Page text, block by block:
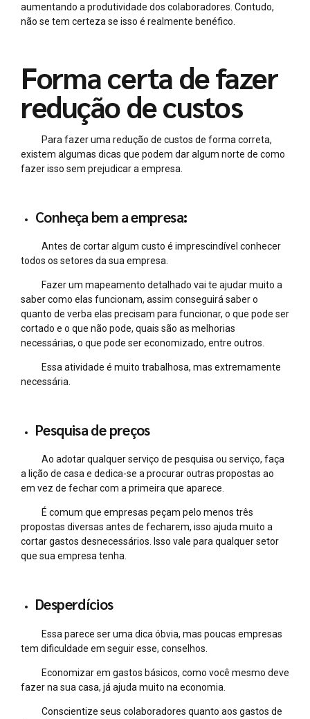
aumentando a produtividade dos colaboradores. Contudo,
não se tem certeza se isso é realmente benéfico.
Forma certa de fazer
redução de custos
Para fazer uma redução de custos de forma correta,
existem algumas dicas que podem dar algum norte de como
fazer isso sem prejudicar a empresa.
Conheça bem a empresa:
Antes de cortar algum custo é imprescindível conhecer
todos os setores da sua empresa.
Fazer um mapeamento detalhado vai te ajudar muito a
saber como elas funcionam, assim conseguirá saber o
quanto de verba elas precisam para funcionar, o que pode ser
cortado e o que não pode, quais são as melhorias
necessárias, o que pode ser economizado, entre outros.
Essa atividade é muito trabalhosa, mas extremamente
necessária.
Pesquisa de preços
Ao adotar qualquer serviço de pesquisa ou serviço, faça
a lição de casa e dedica-se a procurar outras propostas ao
em vez de fechar com a primeira que aparece.
É comum que empresas peçam pelo menos três
propostas diversas antes de fecharem, isso ajuda muito a
cortar gastos desnecessários. Isso vale para qualquer setor
que sua empresa tenha.
Desperdícios
Essa parece ser uma dica óbvia, mas poucas empresas
tem dificuldade em seguir esse, conselhos.
Economizar em gastos básicos, como você mesmo deve
fazer na sua casa, já ajuda muito na economia.
Conscientize seus colaboradores quanto aos gastos de